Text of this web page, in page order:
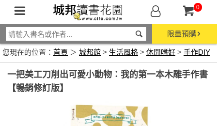
0
限量預購
您現在的位置： 首頁 ＞ 城邦館 > 生活風格 > 休閒嗜好 > 手作DIY
一把美工刀削出可愛小動物：我的第一本木雕手作書
【暢銷修訂版】